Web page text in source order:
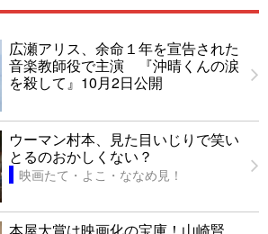
広瀬アリス、余命１年を宣告された
音楽教師役で主演 『沖晴くんの涙
を殺して』10月2日公開
ウーマン村本、見た目いじりで笑い
とるのおかしくない？
映画たて・よこ・ななめ見！